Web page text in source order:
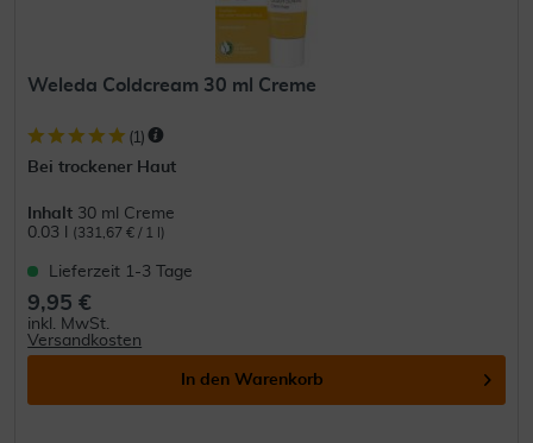
Weleda Coldcream 30 ml Creme
(1)
Bei trockener Haut
Inhalt 30 ml Creme
0.03 l
(331,67 € / 1 l)
Lieferzeit 1-3 Tage
9,95 €
inkl. MwSt.
Versandkosten
In den Warenkorb